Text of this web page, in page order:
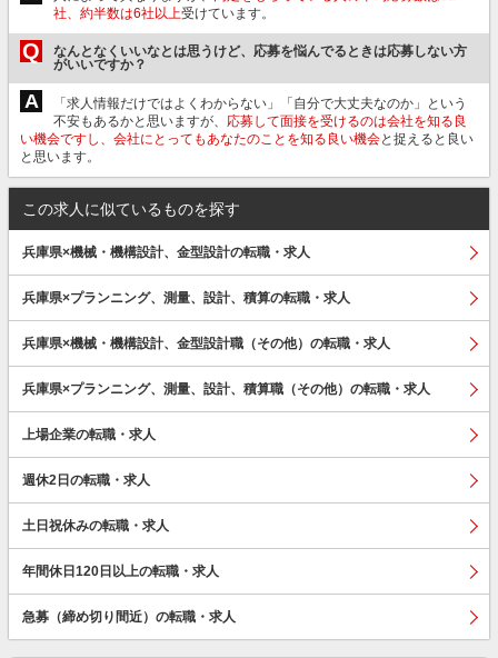
社、約半数は6社以上受けています。
Q
なんとなくいいなとは思うけど、応募を悩んでるときは応募しない方
がいいですか？
A
「求人情報だけではよくわからない」「自分で大丈夫なのか」という
不安もあるかと思いますが、 応募して面接を受けるのは会社を知る良
い機会ですし、会社にとってもあなたのことを知る良い機会と捉えると良い
と思います。
この求人に似ているものを探す
兵庫県×機械・機構設計、金型設計の転職・求人
兵庫県×プランニング、測量、設計、積算の転職・求人
兵庫県×機械・機構設計、金型設計職（その他）の転職・求人
兵庫県×プランニング、測量、設計、積算職（その他）の転職・求人
上場企業の転職・求人
週休2日の転職・求人
土日祝休みの転職・求人
年間休日120日以上の転職・求人
急募（締め切り間近）の転職・求人